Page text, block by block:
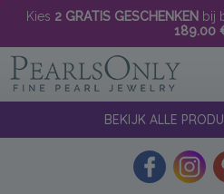
Kies 2 GRATIS GESCHENKEN bij
189.00
BEKIJK ALLE